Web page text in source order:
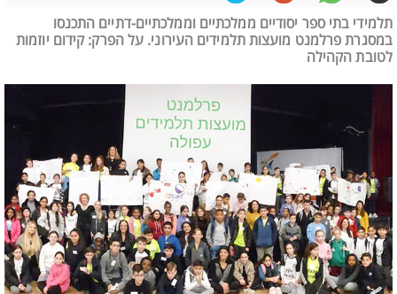
תלמידי בתי ספר יסודיים ממלכתיים וממלכתיים-דתיים התכנסו
במסגרת פרלמנט מועצות תלמידים העירוני. על הפרק: קידום יוזמות
לטובת הקהילה